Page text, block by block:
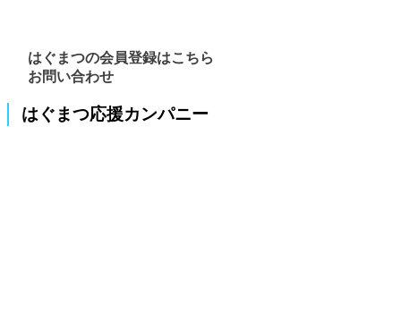
はぐまつの会員登録はこちら
お問い合わせ
はぐまつ応援カンパニー